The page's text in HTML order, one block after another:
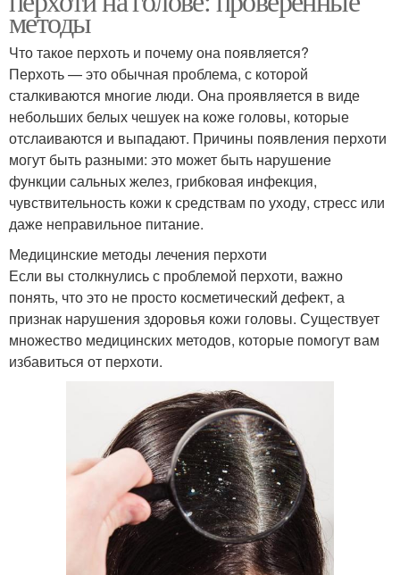
методы
Что такое перхоть и почему она появляется?
Перхоть — это обычная проблема, с которой
сталкиваются многие люди. Она проявляется в виде
небольших белых чешуек на коже головы, которые
отслаиваются и выпадают. Причины появления перхоти
могут быть разными: это может быть нарушение
функции сальных желез, грибковая инфекция,
чувствительность кожи к средствам по уходу, стресс или
даже неправильное питание.
Медицинские методы лечения перхоти
Если вы столкнулись с проблемой перхоти, важно
понять, что это не просто косметический дефект, а
признак нарушения здоровья кожи головы. Существует
множество медицинских методов, которые помогут вам
избавиться от перхоти.